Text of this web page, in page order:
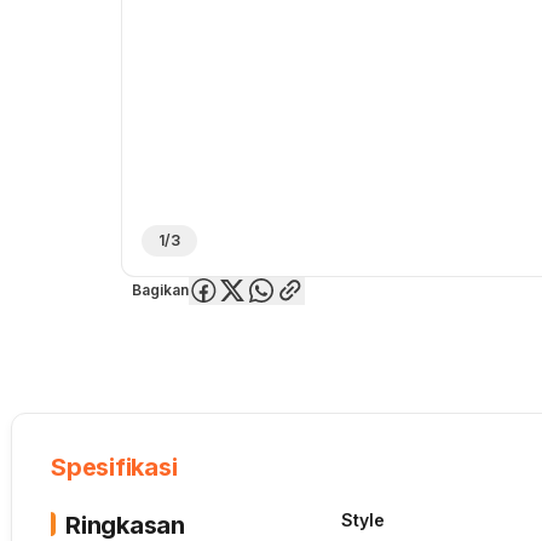
1/3
Bagikan
Spesifikasi
Ringkasan
Style